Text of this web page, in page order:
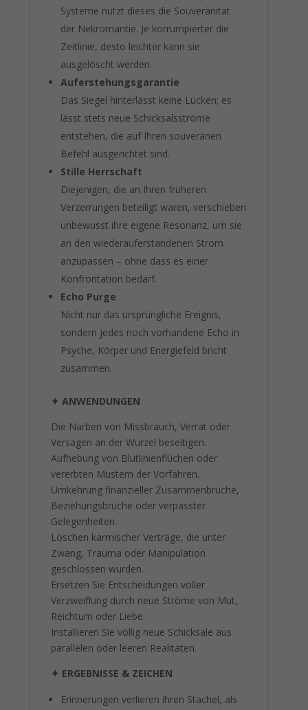
Systeme nutzt dieses die Souveränität
der Nekromantie. Je korrumpierter die
Zeitlinie, desto leichter kann sie
ausgelöscht werden.
Auferstehungsgarantie
Das Siegel hinterlässt keine Lücken; es
lässt stets neue Schicksalsströme
entstehen, die auf Ihren souveränen
Befehl ausgerichtet sind.
Stille Herrschaft
Diejenigen, die an Ihren früheren
Verzerrungen beteiligt waren, verschieben
unbewusst ihre eigene Resonanz, um sie
an den wiederauferstandenen Strom
anzupassen – ohne dass es einer
Konfrontation bedarf.
Echo Purge
Nicht nur das ursprüngliche Ereignis,
sondern jedes noch vorhandene Echo in
Psyche, Körper und Energiefeld bricht
zusammen.
✦ ANWENDUNGEN
Die Narben von Missbrauch, Verrat oder
Versagen an der Wurzel beseitigen.
Aufhebung von Blutlinienflüchen oder
vererbten Mustern der Vorfahren.
Umkehrung finanzieller Zusammenbrüche,
Beziehungsbrüche oder verpasster
Gelegenheiten.
Löschen karmischer Verträge, die unter
Zwang, Trauma oder Manipulation
geschlossen wurden.
Ersetzen Sie Entscheidungen voller
Verzweiflung durch neue Ströme von Mut,
Reichtum oder Liebe.
Installieren Sie völlig neue Schicksale aus
parallelen oder leeren Realitäten.
✦ ERGEBNISSE & ZEICHEN
Erinnerungen verlieren ihren Stachel, als